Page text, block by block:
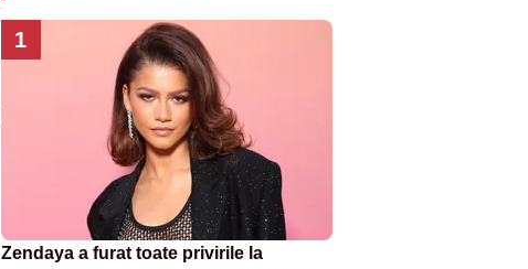
1
Zendaya a furat toate privirile la